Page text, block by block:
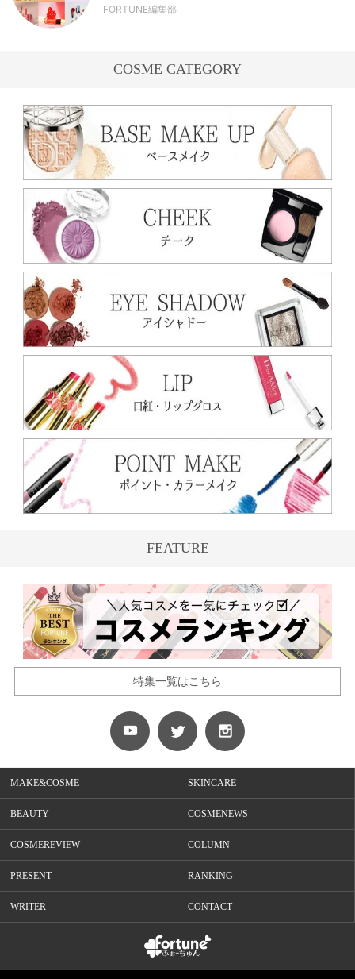
FORTUNE編集部
COSME CATEGORY
FEATURE
特集一覧はこちら
MAKE&COSME SKINCARE
BEAUTY COSMENEWS
COSMEREVIEW COLUMN
PRESENT RANKING
WRITER CONTACT